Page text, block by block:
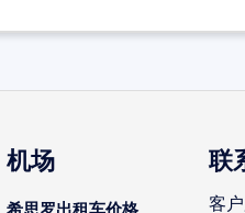
机场
希思罗出租车价格
联
客